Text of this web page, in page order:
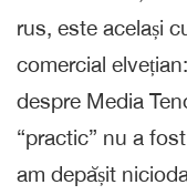
rus, este același
comercial
despre Media
“practic” nu a
am depășit